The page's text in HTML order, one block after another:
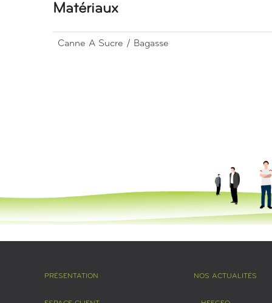
Matériaux
Canne A Sucre / Bagasse
PRÉSENTATION NOS ACTUALITÉS